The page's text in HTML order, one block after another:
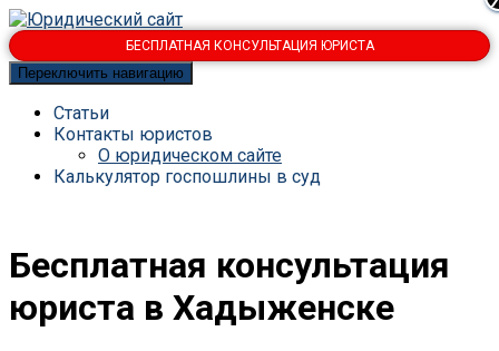
БЕСПЛАТНАЯ КОНСУЛЬТАЦИЯ ЮРИСТА
Переключить навигацию
Статьи
Контакты юристов
О юридическом сайте
Калькулятор госпошлины в суд
Бесплатная консультация
юриста в Хадыженске